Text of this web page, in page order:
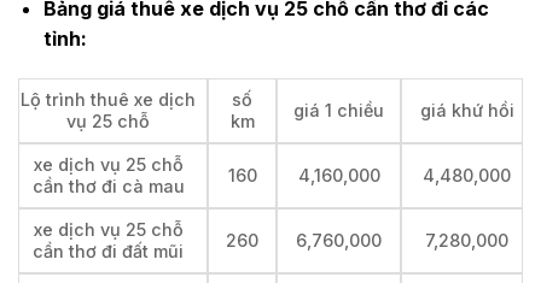
Bảng giá thuê xe dịch vụ 25 chỗ cần thơ đi các
tỉnh:
Lộ trình thuê xe dịch
vụ 25 chỗ
số
km
giá 1 chiều giá khứ hồi
xe dịch vụ 25 chỗ
cần thơ đi cà mau
160 4,160,000 4,480,000
xe dịch vụ 25 chỗ
cần thơ đi đất mũi
260 6,760,000 7,280,000